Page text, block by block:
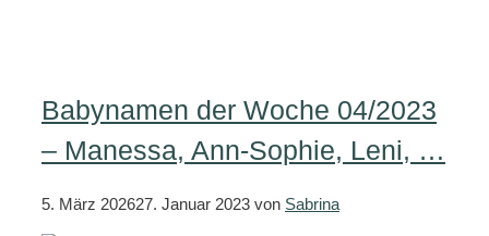
Babynamen der Woche 04/2023
– Manessa, Ann-Sophie, Leni, …
5. März 202627. Januar 2023 von Sabrina